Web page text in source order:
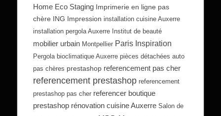
Home Eco Staging Imprimerie en ligne pas
chère ING Impression installation cuisine Auxerre
installation pergola Auxerre
Institut de beauté
mobilier urbain Montpellier Paris Inspiration
Pergola bioclimatique Auxerre pièces détachées auto
pas chères prestashop referencement pas cher
referencement prestashop referencement
prestashop pas cher referencer boutique
prestashop rénovation cuisine Auxerre Salon de